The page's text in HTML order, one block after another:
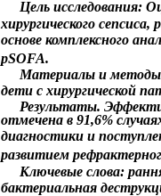
Цель исследования:
хирургического
основе комплексного
рSOFA.
Материалы и методы.
дети с хирургической
Результаты.
отмечена в 91,6%
диагностики и
развитием
Ключевые слова:
бактериальная